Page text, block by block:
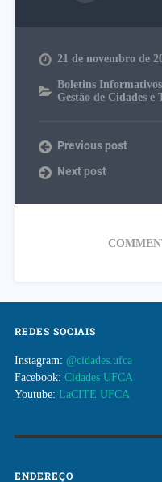
21 de novembro de
Boletins Informativos
Gestão de Cidades
Previous post
Next post
REDES SOCIAIS
Instagram: @cidades.ufca
Facebook: Cidades UFCA
Youtube: LaCITE UFCA
ENDEREÇO